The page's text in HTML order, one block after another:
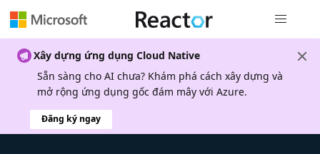
Xây dựng ứng dụng Cloud Native
Sẵn sàng cho AI chưa? Khám phá cách xây dựng và
mở rộng ứng dụng gốc đám mây với Azure.
Đăng ký ngay